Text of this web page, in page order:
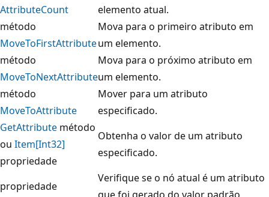
AttributeCount
elemento atual.
método
MoveToFirstAttribute
Mova para o primeiro atributo em
um elemento.
método
MoveToNextAttribute
Mova para o próximo atributo em
um elemento.
método
MoveToAttribute
Mover para um atributo
especificado.
GetAttribute método
ou Item[Int32]
propriedade
Obtenha o valor de um atributo
especificado.
propriedade
Verifique se o nó atual é um atributo
que foi gerado do valor padrão